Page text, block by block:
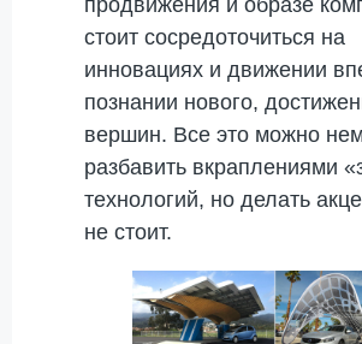
стоит сосредоточиться на
инновациях и движении
познании нового,
вершин. Все это можно
разбавить вкраплениями
технологий, но делать
не стоит.